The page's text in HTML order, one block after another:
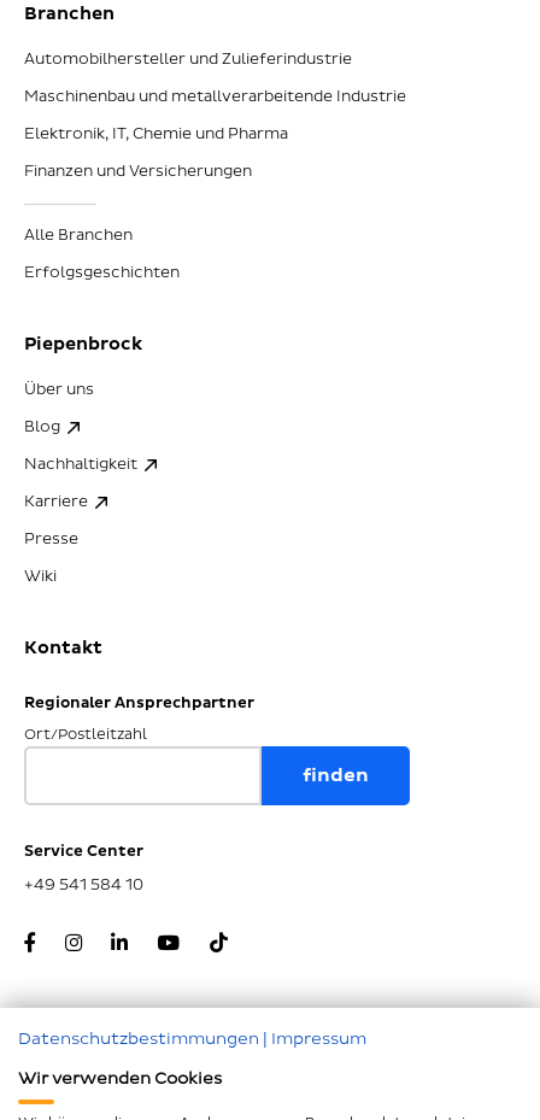
Branchen
Automobilhersteller und Zulieferindustrie
Maschinenbau und metallverarbeitende Industrie
Elektronik, IT, Chemie und Pharma
Finanzen und Versicherungen
Alle Branchen
Erfolgsgeschichten
Piepenbrock
Über uns
Blog
Nachhaltigkeit
Karriere
Presse
Wiki
Kontakt
Regionaler Ansprechpartner
Ort/Postleitzahl
Service Center
+49 541 584 10
Datenschutzbestimmungen | Impressum
Wir verwenden Cookies